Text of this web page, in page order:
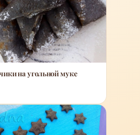
на угольной муке